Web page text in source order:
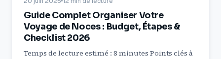
Guide Complet Organiser Votre
Voyage de Noces : Budget, Étapes &
Checklist 2026
Temps de lecture estimé : 8 minutes Points clés à